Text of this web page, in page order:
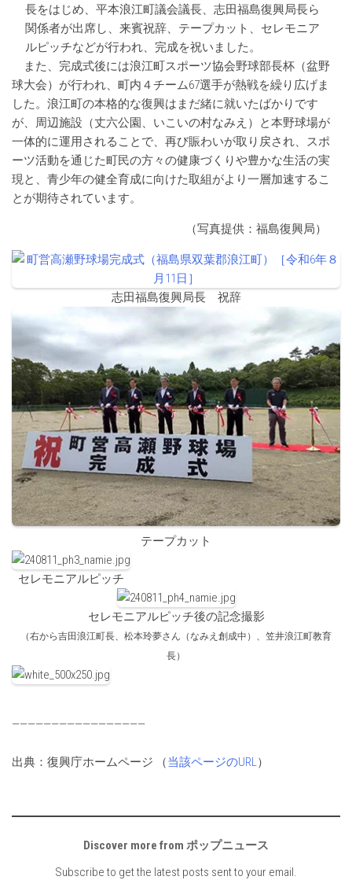
長をはじめ、平本浪江町議会議長、志田福島復興局長ら
関係者が出席し、来賓祝辞、テープカット、セレモニア
ルピッチなどが行われ、完成を祝いました。
また、完成式後には浪江町スポーツ協会野球部長杯（盆野
球大会）が行われ、町内４チーム67選手が熱戦を繰り広げま
した。浪江町の本格的な復興はまだ緒に就いたばかりです
が、周辺施設（丈六公園、いこいの村なみえ）と本野球場が
一体的に運用されることで、再び賑わいが取り戻され、スポ
ーツ活動を通じた町民の方々の健康づくりや豊かな生活の実
現と、青少年の健全育成に向けた取組がより一層加速するこ
とが期待されています。
（写真提供：福島復興局）
志田福島復興局長 祝辞
テープカット
セレモニアルピッチ
セレモニアルピッチ後の記念撮影
（右から吉田浪江町長、松本玲夢さん（なみえ創成中）、笠井浪江町教育
長）
—————————————————
出典：復興庁ホームページ （当該ページのURL）
Discover more from ポップニュース
Subscribe to get the latest posts sent to your email.